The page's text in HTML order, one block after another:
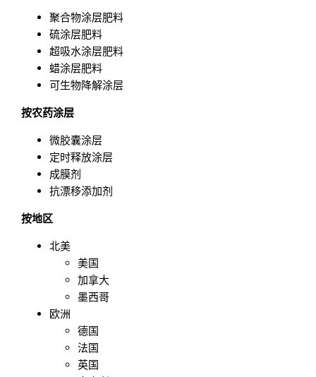
聚合物涂层肥料
硫涂层肥料
超吸水涂层肥料
蜡涂层肥料
可生物降解涂层
按农药涂层
微胶囊涂层
定时释放涂层
成膜剂
抗漂移添加剂
按地区
北美
美国
加拿大
墨西哥
欧洲
德国
法国
英国